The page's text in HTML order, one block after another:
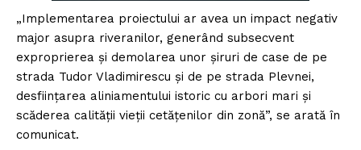
„Implementarea proiectului ar avea un impact negativ
major asupra riveranilor, generând subsecvent
exproprierea și demolarea unor șiruri de case de pe
strada Tudor Vladimirescu și de pe strada Plevnei,
desființarea aliniamentului istoric cu arbori mari și
scăderea calității vieții cetățenilor din zonă”, se arată în
comunicat.